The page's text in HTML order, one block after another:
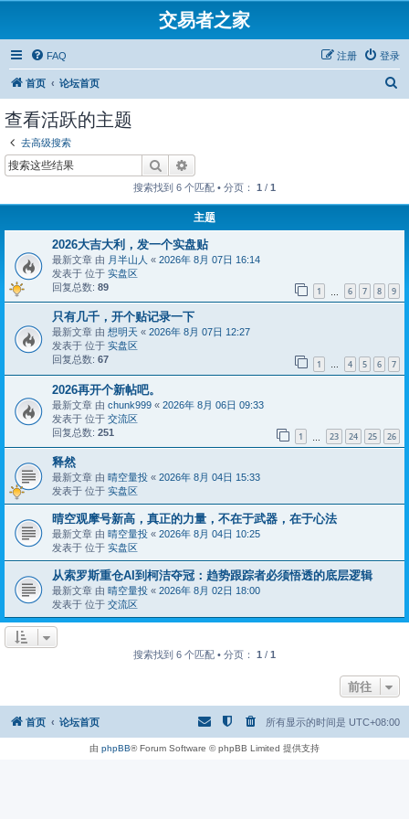
交易者之家
FAQ 登录
注册
首页 论坛首页
查看活跃的主题
去高级搜索
搜索
搜索找到 6 个匹配 • 分页： 1 / 1
主题
2026大吉大利，发一个实盘贴
最新文章 由 月半山人 « 2026年 8月 07日 16:14
发表于 位于 实盘区
回复总数: 89 1 6 7 8 9
只有几千，开个贴记录一下
最新文章 由 想明天 « 2026年 8月 07日 12:27
发表于 位于 实盘区
回复总数: 67 1 … 4 5 6 7
2026再开个新帖吧。
最新文章 由 chunk999 « 2026年 8月 06日 09:33
发表于 位于 交流区
回复总数: 251 1 23 24 25 26
释然
最新文章 由 晴空量投 « 2026年 8月 04日 15:33
发表于 位于 实盘区
晴空观摩号新高，真正的力量，不在于武器，在于心法
最新文章 由 晴空量投 « 2026年 8月 04日 10:25
发表于 位于 实盘区
从索罗斯重仓AI到柯洁夺冠：趋势跟踪者必须悟透的底层逻辑
最新文章 由 晴空量投 « 2026年 8月 02日 18:00
发表于 位于 交流区
搜索找到 6 个匹配 • 分页： 1 / 1
前往
首页 论坛首页 所有显示的时间是 UTC+08:00
由 phpBB® Forum Software © phpBB Limited 提供支持